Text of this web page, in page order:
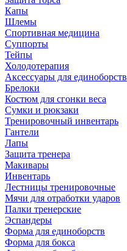
Капы
Шлемы
Спортивная медицина
Суппорты
Тейпы
Холодотерапия
Аксессуары для единоборств
Брелоки
Костюм для сгонки веса
Сумки и рюкзаки
Тренировочный инвентарь
Гантели
Лапы
Защита тренера
Макивары
Инвентарь
Лестницы тренировочные
Мячи для отработки ударов
Палки тренерские
Эспандеры
Форма для единоборств
Форма для бокса